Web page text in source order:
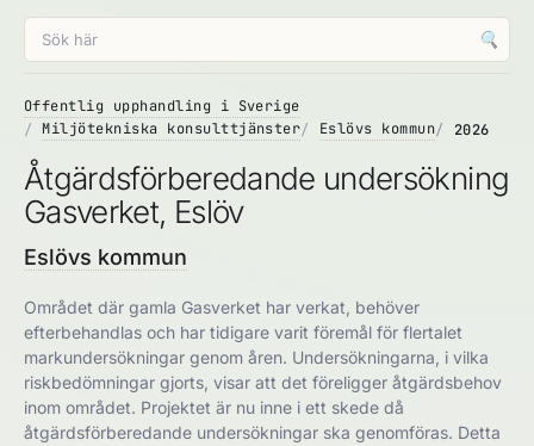
🔍
Offentlig upphandling i Sverige
Miljötekniska konsulttjänster
Eslövs kommun 2026
Åtgärdsförberedande undersökning
Gasverket, Eslöv
Eslövs kommun
Området där gamla Gasverket har verkat, behöver
efterbehandlas och har tidigare varit föremål för flertalet
markundersökningar genom åren. Undersökningarna, i vilka
riskbedömningar gjorts, visar att det föreligger åtgärdsbehov
inom området. Projektet är nu inne i ett skede då
åtgärdsförberedande undersökningar ska genomföras. Detta